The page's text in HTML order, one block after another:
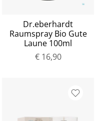
Dr.eberhardt
Raumspray Bio Gute
Laune 100ml
€ 16,90